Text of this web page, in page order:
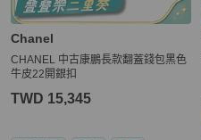
Chanel
CHANEL 中古康鵬長款翻蓋錢包黑色
牛皮22開銀扣
TWD 15,345